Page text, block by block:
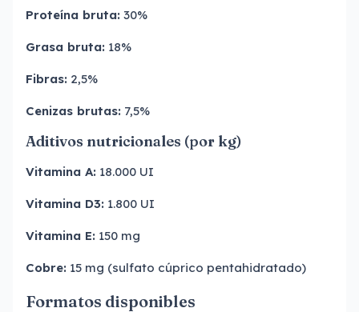
Proteína bruta: 30%
Grasa bruta: 18%
Fibras: 2,5%
Cenizas brutas: 7,5%
Aditivos nutricionales (por kg)
Vitamina A: 18.000 UI
Vitamina D3: 1.800 UI
Vitamina E: 150 mg
Cobre: 15 mg (sulfato cúprico pentahidratado)
Formatos disponibles